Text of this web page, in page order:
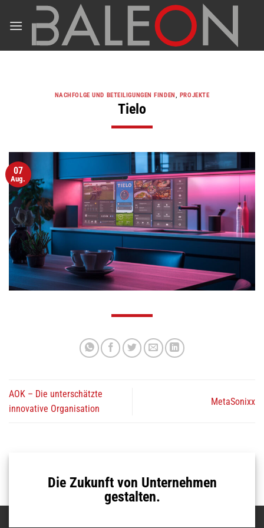
Inhalt
NACHFOLGE UND BETEILIGUNGEN FINDEN, PROJEKTE
Tielo
07
Aug.
AOK – Die unterschätzte
innovative Organisation
MetaSonixx
Die Zukunft von Unternehmen
gestalten.